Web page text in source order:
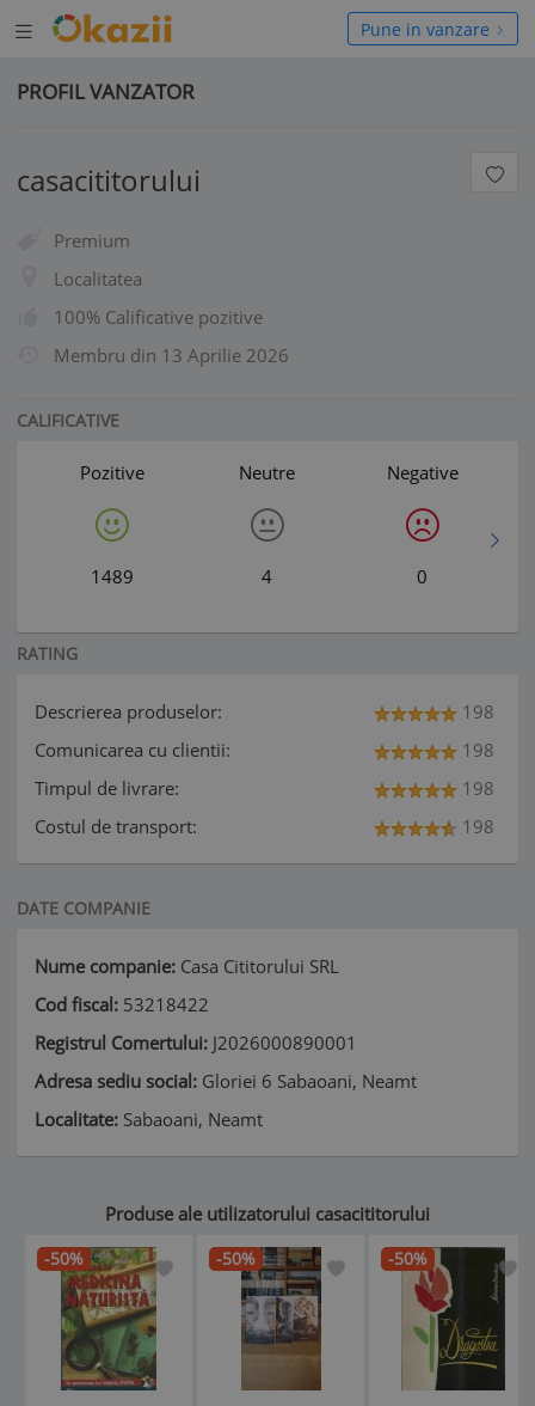
Deschide
meniul
Pune in vanzare
PROFIL VANZATOR
casacititorului
Premium
Localitatea
100% Calificative pozitive
Membru din 13 Aprilie 2026
CALIFICATIVE
Pozitive
1489
Neutre
4
Negative
0
RATING
Descrierea produselor:
198
Comunicarea cu clientii:
198
Timpul de livrare:
198
Costul de transport:
198
DATE COMPANIE
Nume companie: Casa Cititorului SRL
Cod fiscal: 53218422
Registrul Comertului: J2026000890001
Adresa sediu social: Gloriei 6 Sabaoani, Neamt
Localitate: Sabaoani, Neamt
Produse ale utilizatorului casacititorului
-50% -50% -50%